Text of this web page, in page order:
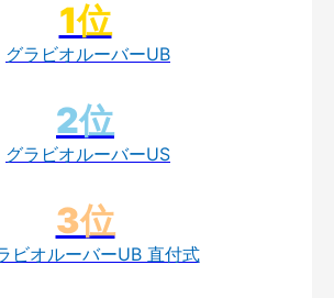
グラビオルーバーUB
グラビオルーバーUS
ビオルーバーUB 直付式